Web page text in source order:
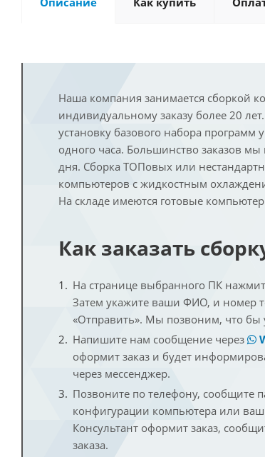
Наша компания занимается сборкой
индивидуальному заказу более 20
установку базового набора программ
одного часа. Большинство заказов
дня. Сборка ТОПовых или
компьютеров с жидкостным
На складе имеются готовые
Как заказать
На странице выбранного ПК
Затем укажите ваши ФИО, и номер
«Отправить». Мы позвоним, что бы
Напишите нам сообщение через
оформит заказ и будет
через мессенджер.
Позвоните по телефону, сообщите
конфигурации компьютера или
Консультант оформит заказ,
заказа.